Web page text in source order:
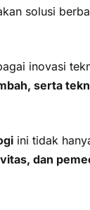
solusi
inovasi
serta
ini tidak
dan